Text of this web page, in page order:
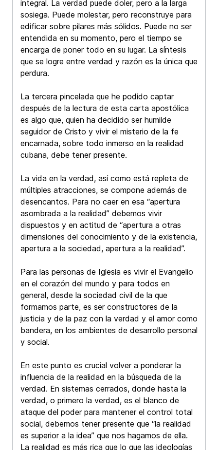
integral. La verdad puede doler, pero a la larga
sosiega. Puede molestar, pero reconstruye para
edificar sobre pilares más sólidos. Puede no ser
entendida en su momento, pero el tiempo se
encarga de poner todo en su lugar. La síntesis
que se logre entre verdad y razón es la única que
perdura.
La tercera pincelada que he podido captar
después de la lectura de esta carta apostólica
es algo que, quien ha decidido ser humilde
seguidor de Cristo y vivir el misterio de la fe
encarnada, sobre todo inmerso en la realidad
cubana, debe tener presente.
La vida en la verdad, así como está repleta de
múltiples atracciones, se compone además de
desencantos. Para no caer en esa “apertura
asombrada a la realidad” debemos vivir
dispuestos y en actitud de “apertura a otras
dimensiones del conocimiento y de la existencia,
apertura a la sociedad, apertura a la realidad”.
Para las personas de Iglesia es vivir el Evangelio
en el corazón del mundo y para todos en
general, desde la sociedad civil de la que
formamos parte, es ser constructores de la
justicia y de la paz con la verdad y el amor como
bandera, en los ambientes de desarrollo personal
y social.
En este punto es crucial volver a ponderar la
influencia de la realidad en la búsqueda de la
verdad. En sistemas cerrados, donde hasta la
verdad, o primero la verdad, es el blanco de
ataque del poder para mantener el control total
social, debemos tener presente que “la realidad
es superior a la idea” que nos hagamos de ella.
La realidad es más rica que lo que las ideologías